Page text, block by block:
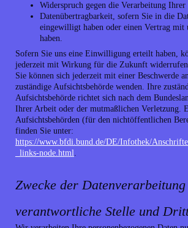
Widerspruch gegen die Verarbeitung Ihrer
Datenübertragbarkeit, sofern Sie in die
eingewilligt haben oder einen Vertrag mit
haben.
Sofern Sie uns eine Einwilligung erteilt haben,
jederzeit mit Wirkung für die Zukunft
Sie können sich jederzeit mit einer Beschwerde
zuständige Aufsichtsbehörde wenden. Ihre
Aufsichtsbehörde richtet sich nach dem
Ihrer Arbeit oder der mutmaßlichen Verletzung.
Aufsichtsbehörden (für den nichtöffentlichen
finden Sie unter:
https://www.bfdi.bund.de/DE/Infothek/
_links-node.html.
Zwecke der
verantwortliche Stelle und